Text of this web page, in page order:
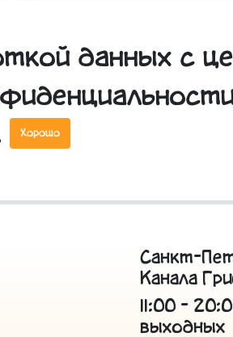
Санкт-
Канала
11:00 -
выходных
данных с
Хорошо